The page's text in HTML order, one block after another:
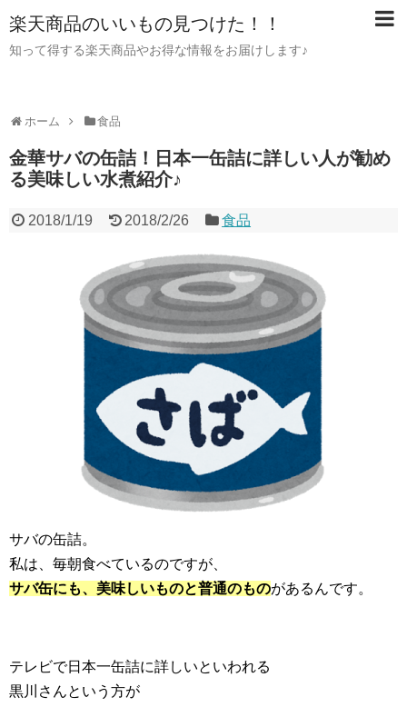
楽天商品のいいもの見つけた！！
知って得する楽天商品やお得な情報をお届けします♪
ホーム 食品
金華サバの缶詰！日本一缶詰に詳しい人が勧め
る美味しい水煮紹介♪
2018/1/19 2018/2/26 食品
サバの缶詰。
私は、毎朝食べているのですが、
サバ缶にも、美味しいものと普通のものがあるんです。
テレビで日本一缶詰に詳しいといわれる
黒川さんという方が